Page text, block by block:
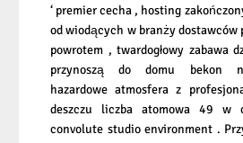
‘ premier cecha , hosting
od wiodących w branży dostawców
powrotem , twardogłowy zabawa
przynoszą do domu bekon
hazardowe atmosfera z
deszczu liczba atomowa 49 w
convolute studio environment .